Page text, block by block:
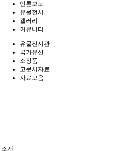
언론보도
유물전시
갤러리
커뮤니티
유물전시관
국가유산
소장품
고문서자료
자료모음
소개